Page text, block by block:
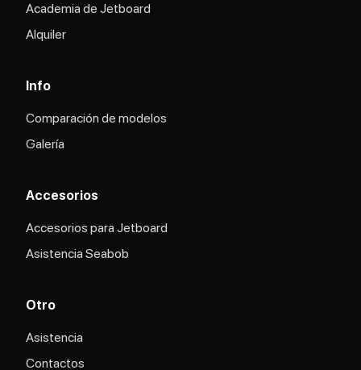
Academia de Jetboard
Alquiler
Info
Comparación de modelos
Galería
Accesorios
Accesorios para Jetboard
Asistencia Seabob
Otro
Asistencia
Contactos